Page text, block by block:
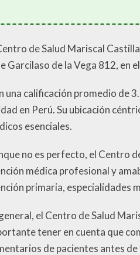
de Salud Mariscal
Garcilaso de la Vega 812, en
una calificación promedio de
en Perú. Su ubicación
esenciales.
no es perfecto, el Centro
médica profesional y
primaria, especialidades
el Centro de Salud
tener en cuenta que
de pacientes antes